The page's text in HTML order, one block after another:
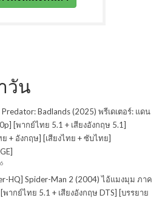
วัน
Badlands (2025) พรีเดเตอร์: แดน
[พากย์ไทย 5.1 + เสียงอังกฤษ 5.1]
+ อังกฤษ] [เสียงไทย + ซับไทย]
HQ] Spider-Man 2 (2004) ไอ้แมงมุม ภาค
ากย์ไทย 5.1 + เสียงอังกฤษ DTS] [บรรยาย